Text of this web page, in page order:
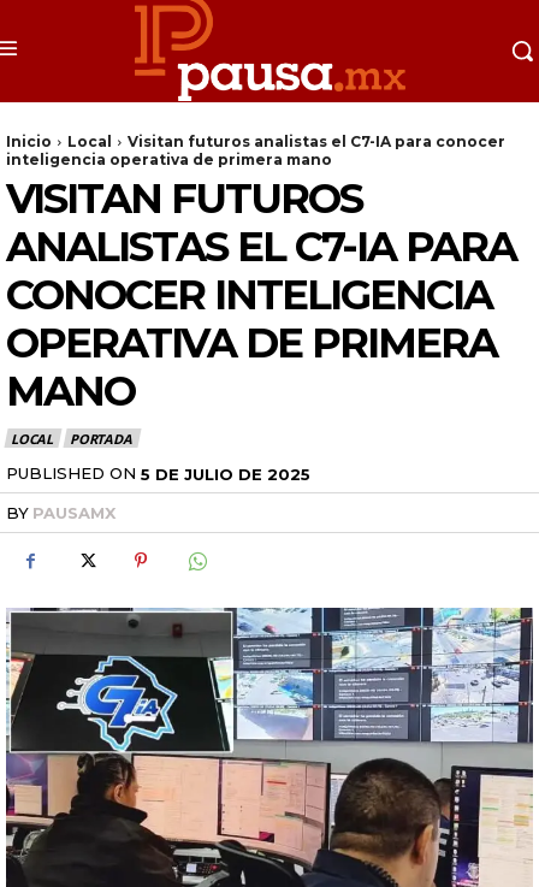
Inicio Local
Visitan futuros analistas el C7-IA para conocer
inteligencia operativa de primera mano
VISITAN FUTUROS
ANALISTAS EL C7-IA PARA
CONOCER INTELIGENCIA
OPERATIVA DE PRIMERA
MANO
LOCAL PORTADA
PUBLISHED ON 5 DE JULIO DE 2025
BY PAUSAMX